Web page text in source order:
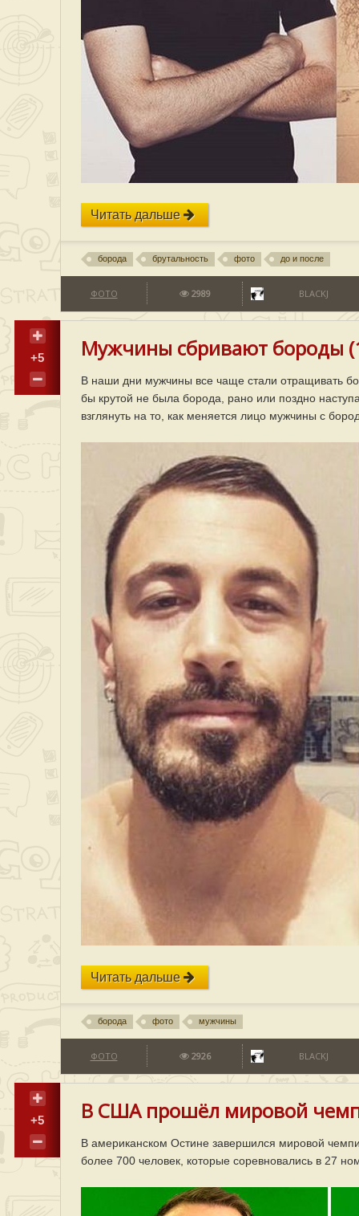
Читать дальше
борода брутальность фото до и после
ФОТО 2989 BLACKJ
+5 Мужчины сбривают бороды
В наши дни мужчины все чаще стали отращивать
бы крутой не была борода, рано или поздно
взглянуть на то, как меняется лицо мужчины с
Читать дальше
борода фото мужчины
ФОТО 2926 BLACKJ
+5 В США прошёл мировой
В американском Остине завершился мировой
более 700 человек, которые соревновались в 27